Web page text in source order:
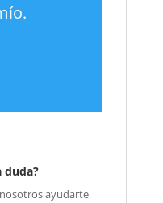
duda?
ayudarte